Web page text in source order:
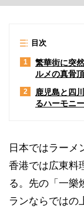
目次
1
繁華街に突
ルメの真骨頂
2
鹿児島と四
るハーモニー
日本ではラーメ
香港では広東料
る。先の「一樂
ランならではの